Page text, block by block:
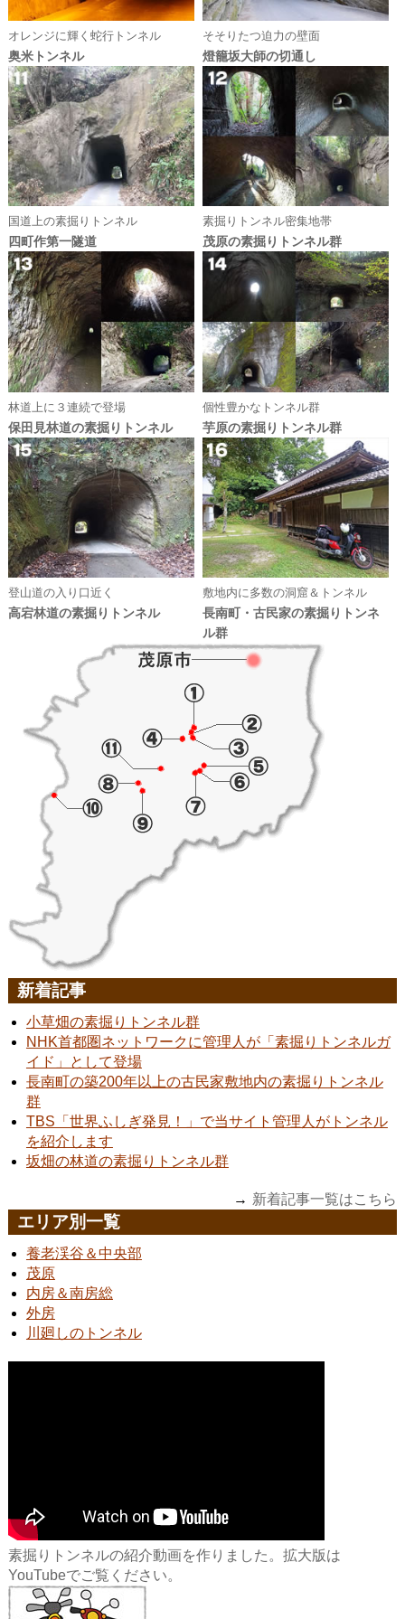
オレンジに輝く蛇行トンネル
奥米トンネル
そそりたつ迫力の壁面
燈籠坂大師の切通し
国道上の素掘りトンネル
四町作第一隧道
素掘りトンネル密集地帯
茂原の素掘りトンネル群
林道上に３連続で登場
保田見林道の素掘りトンネル
個性豊かなトンネル群
芋原の素掘りトンネル群
登山道の入り口近く
高宕林道の素掘りトンネル
敷地内に多数の洞窟＆トンネル
長南町・古民家の素掘りトンネ
ル群
新着記事
小草畑の素掘りトンネル群
NHK首都圏ネットワークに管理人が「素掘りトンネルガ
イド」として登場
長南町の築200年以上の古民家敷地内の素掘りトンネル
群
TBS「世界ふしぎ発見！」で当サイト管理人がトンネル
を紹介します
坂畑の林道の素掘りトンネル群
新着記事一覧はこちら
エリア別一覧
養老渓谷＆中央部
茂原
内房＆南房総
外房
川廻しのトンネル
素掘りトンネルの紹介動画を作りました。拡大版は
YouTubeでご覧ください。